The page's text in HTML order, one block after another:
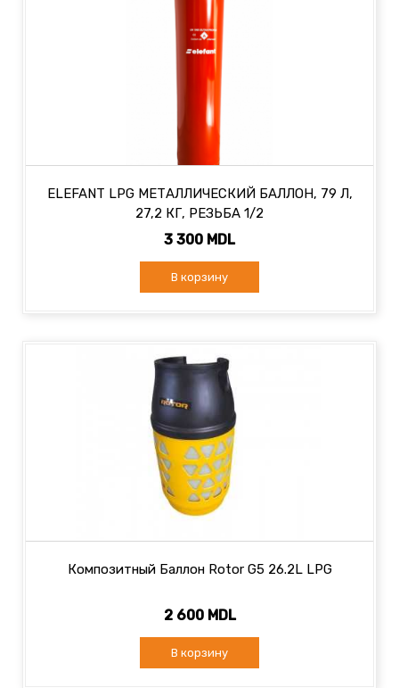
ELEFANT LPG МЕТАЛЛИЧЕСКИЙ БАЛЛОН, 79 Л,
27,2 КГ, РЕЗЬБА 1/2
3 300 MDL
В корзину
Композитный Баллон Rotor G5 26.2L LPG
2 600 MDL
В корзину